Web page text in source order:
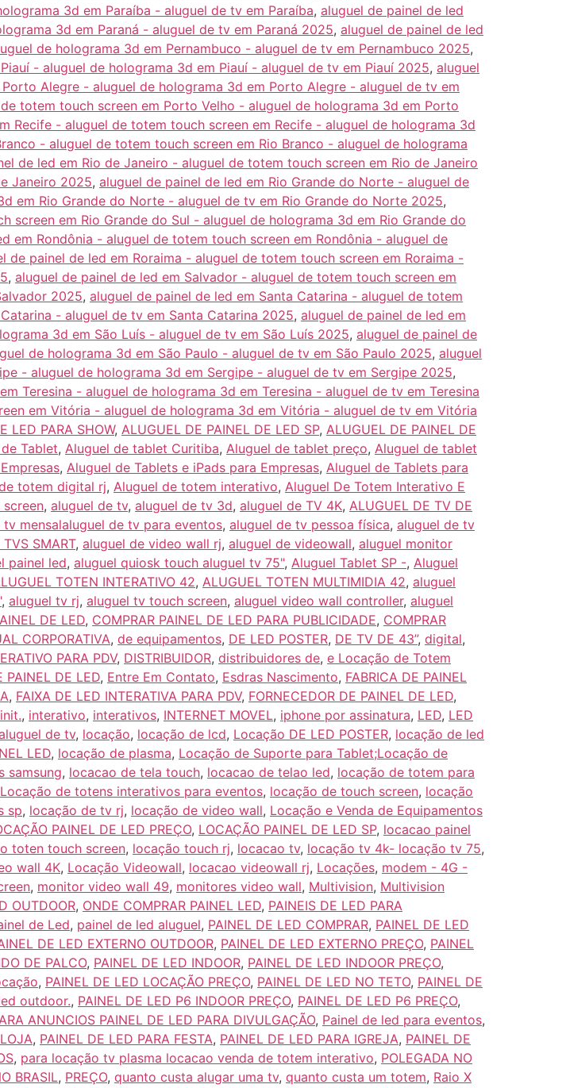
3d em Paraíba - aluguel de tv em Paraíba, aluguel de painel de led
3d em Paraná - aluguel de tv em Paraná 2025, aluguel de painel de led
de holograma 3d em Pernambuco - aluguel de tv em Pernambuco 2025,
- aluguel de holograma 3d em Piauí - aluguel de tv em Piauí 2025, aluguel
Alegre - aluguel de holograma 3d em Porto Alegre - aluguel de tv em
totem touch screen em Porto Velho - aluguel de holograma 3d em Porto
Recife - aluguel de totem touch screen em Recife - aluguel de holograma 3d
- aluguel de totem touch screen em Rio Branco - aluguel de holograma
de led em Rio de Janeiro - aluguel de totem touch screen em Rio de Janeiro
Janeiro 2025, aluguel de painel de led em Rio Grande do Norte - aluguel de
em Rio Grande do Norte - aluguel de tv em Rio Grande do Norte 2025,
em Rio Grande do Sul - aluguel de holograma 3d em Rio Grande do
em Rondônia - aluguel de totem touch screen em Rondônia - aluguel de
de painel de led em Roraima - aluguel de totem touch screen em Roraima -
, aluguel de painel de led em Salvador - aluguel de totem touch screen em
2025, aluguel de painel de led em Santa Catarina - aluguel de totem
- aluguel de tv em Santa Catarina 2025, aluguel de painel de led em
3d em São Luís - aluguel de tv em São Luís 2025, aluguel de painel de
de holograma 3d em São Paulo - aluguel de tv em São Paulo 2025, aluguel
- aluguel de holograma 3d em Sergipe - aluguel de tv em Sergipe 2025,
Teresina - aluguel de holograma 3d em Teresina - aluguel de tv em Teresina
em Vitória - aluguel de holograma 3d em Vitória - aluguel de tv em Vitória
LED PARA SHOW, ALUGUEL DE PAINEL DE LED SP, ALUGUEL DE PAINEL DE
Tablet, Aluguel de tablet Curitiba, Aluguel de tablet preço, Aluguel de tablet
, Aluguel de Tablets e iPads para Empresas, Aluguel de Tablets para
totem digital rj, Aluguel de totem interativo, Aluguel De Totem Interativo E
, aluguel de tv, aluguel de tv 3d, aluguel de TV 4K, ALUGUEL DE TV DE
tv mensalaluguel de tv para eventos, aluguel de tv pessoa física, aluguel de tv
SMART, aluguel de video wall rj, aluguel de videowall, aluguel monitor
painel led, aluguel quiosk touch aluguel tv 75", Aluguel Tablet SP -, Aluguel
TOTEN INTERATIVO 42, ALUGUEL TOTEN MULTIMIDIA 42, aluguel
, aluguel tv rj, aluguel tv touch screen, aluguel video wall controller, aluguel
DE LED, COMPRAR PAINEL DE LED PARA PUBLICIDADE, COMPRAR
CORPORATIVA, de equipamentos, DE LED POSTER, DE TV DE 43”, digital,
PARA PDV, DISTRIBUIDOR, distribuidores de, e Locação de Totem
PAINEL DE LED, Entre Em Contato, Esdras Nascimento, FABRICA DE PAINEL
, FAIXA DE LED INTERATIVA PARA PDV, FORNECEDOR DE PAINEL DE LED,
, interativo, interativos, INTERNET MOVEL, iphone por assinatura, LED, LED
de tv, locação, locação de lcd, Locação DE LED POSTER, locação de led
LED, locação de plasma, Locação de Suporte para Tablet;Locação de
samsung, locacao de tela touch, locacao de telao led, locação de totem para
Locação de totens interativos para eventos, locação de touch screen, locação
sp, locação de tv rj, locação de video wall, Locação e Venda de Equipamentos
PAINEL DE LED PREÇO, LOCAÇÃO PAINEL DE LED SP, locacao painel
toten touch screen, locação touch rj, locacao tv, locação tv 4k- locação tv 75,
wall 4K, Locação Videowall, locacao videowall rj, Locações, modem - 4G -
, monitor video wall 49, monitores video wall, Multivision, Multivision
OUTDOOR, ONDE COMPRAR PAINEL LED, PAINEIS DE LED PARA
de Led, painel de led aluguel, PAINEL DE LED COMPRAR, PAINEL DE LED
DE LED EXTERNO OUTDOOR, PAINEL DE LED EXTERNO PREÇO, PAINEL
DE PALCO, PAINEL DE LED INDOOR, PAINEL DE LED INDOOR PREÇO,
, PAINEL DE LED LOCAÇÃO PREÇO, PAINEL DE LED NO TETO, PAINEL DE
outdoor., PAINEL DE LED P6 INDOOR PREÇO, PAINEL DE LED P6 PREÇO,
ANUNCIOS PAINEL DE LED PARA DIVULGAÇÃO, Painel de led para eventos,
, PAINEL DE LED PARA FESTA, PAINEL DE LED PARA IGREJA, PAINEL DE
, para locação tv plasma locacao venda de totem interativo, POLEGADA NO
BRASIL, PREÇO, quanto custa alugar uma tv, quanto custa um totem, Raio X